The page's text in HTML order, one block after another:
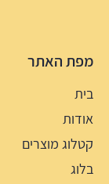
מפת האתר
בית
אודות
קטלוג מוצרים
בלוג